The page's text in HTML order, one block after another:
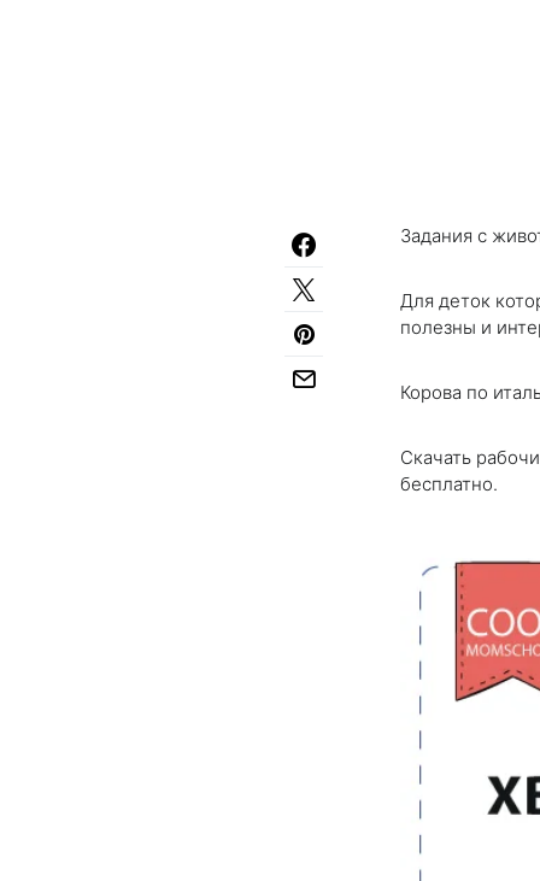
Задания с
Для деток
полезны и
Корова по
Скачать
бесплатно.